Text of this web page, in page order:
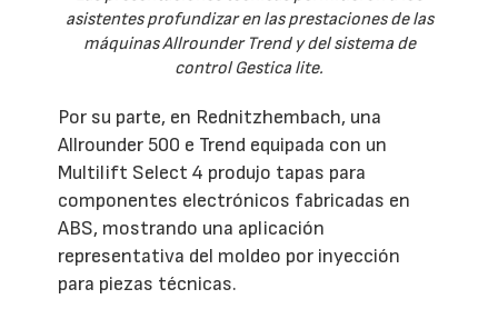
asistentes profundizar en las prestaciones de las
máquinas Allrounder Trend y del sistema de
control Gestica lite.
Por su parte, en Rednitzhembach, una
Allrounder 500 e Trend equipada con un
Multilift Select 4 produjo tapas para
componentes electrónicos fabricadas en
ABS, mostrando una aplicación
representativa del moldeo por inyección
para piezas técnicas.